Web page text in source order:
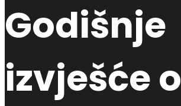
Godišnje
izvješće o